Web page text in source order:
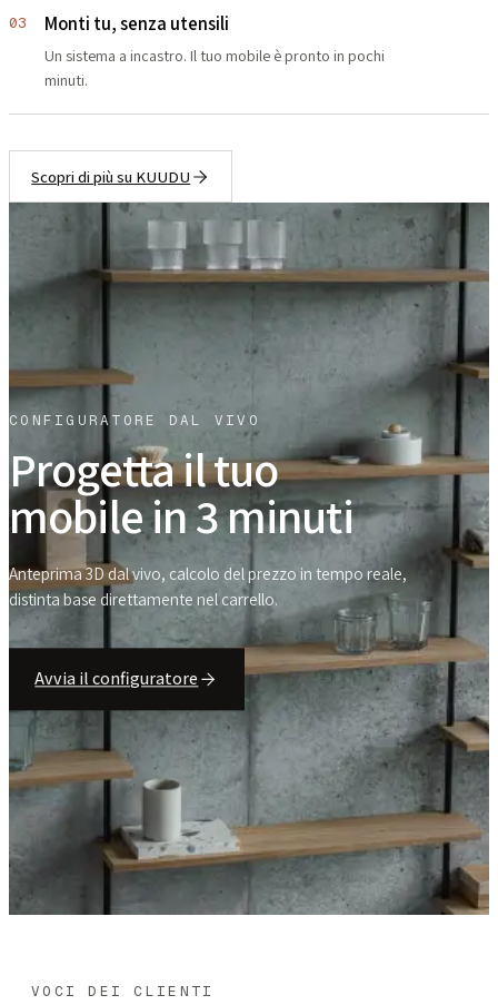
03 Monti tu, senza utensili
Un sistema a incastro. Il tuo mobile è pronto in pochi
minuti.
Scopri di più su KUUDU
CONFIGURATORE DAL VIVO
Progetta il tuo
mobile in 3 minuti
Anteprima 3D dal vivo, calcolo del prezzo in tempo reale,
distinta base direttamente nel carrello.
Avvia il configuratore
VOCI DEI CLIENTI